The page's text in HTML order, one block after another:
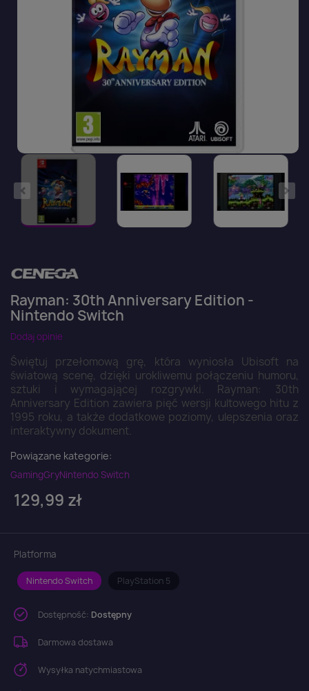
Rayman: 30th Anniversary Edition -
Nintendo Switch
Dodaj opinie
Świętuj przełomową grę, która wyniosła Ubisoft na
światową scenę, dzięki urokliwemu połączeniu humoru,
sztuki i wymagającej rozgrywki. Rayman: 30th
Anniversary Edition zawiera pięć wersji kultowego hitu z
1995 roku, a także dodatkowe poziomy, ulepszenia oraz
interaktywny dokument.
Powiązane kategorie:
GamingGryNintendo Switch
129,99 zł
Platforma
Nintendo Switch PlayStation 5
Dostępność: Dostępny
Darmowa dostawa
Wysyłka natychmiastowa